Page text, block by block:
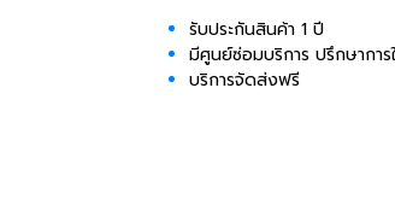
รับประกันสินค้า 1 ปี
มีศูนย์ซ่อมบริการ ปรึกษากา
บริการจัดส่งฟรี